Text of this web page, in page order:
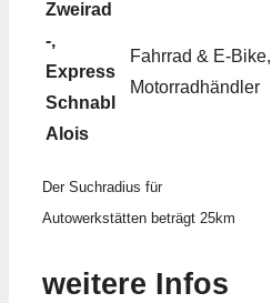
Zweirad
-,
Express
Schnabl
Alois
Fahrrad & E-Bike,
Motorradhändler
Der Suchradius für
Autowerkstätten beträgt 25km
weitere Infos